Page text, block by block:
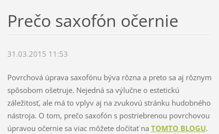
Prečo saxofón očernie
31.03.2015 11:53
Povrchová úprava saxofónu býva rôzna a preto sa aj rôznym
spôsobom ošetruje. Nejedná sa výlučne o estetickú
záležitosť, ale má to vplyv aj na zvukovú stránku hudobného
nástroja. O tom, prečo saxofón s postriebrenou povrchovou
úpravou očernie sa viac môžete dočítať na TOMTO BLOGU.